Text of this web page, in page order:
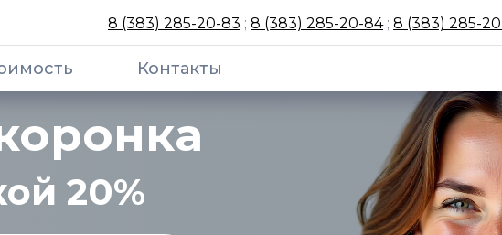
8 (383) 285-20-83 ; 8 (383) 285-20-84; 8 (383) 285-
Контакты
20%